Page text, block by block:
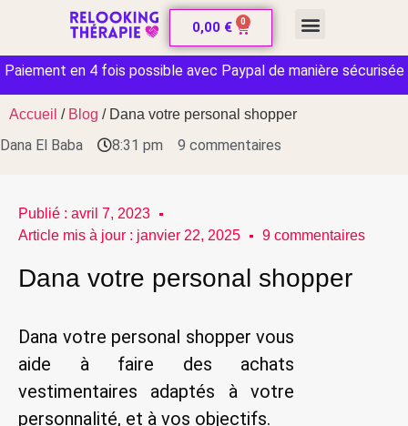
0,00 € 0
Paiement en 4 fois possible avec Paypal de manière sécurisée
Accueil / Blog / Dana votre personal shopper
Dana El Baba 8:31 pm 9 commentaires
Publié : avril 7, 2023
Article mis à jour : janvier 22, 2025
9 commentaires
Dana votre personal shopper
Dana votre personal shopper vous
aide à faire des achats
vestimentaires adaptés à votre
personnalité, et à vos objectifs.